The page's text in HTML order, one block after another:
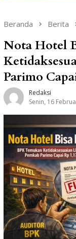
Beranda Berita
Nota Hotel
Parimo
Redaksi
Senin, 16